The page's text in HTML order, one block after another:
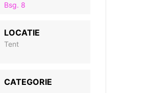
Bsg. 8
LOCATIE
Tent
CATEGORIE